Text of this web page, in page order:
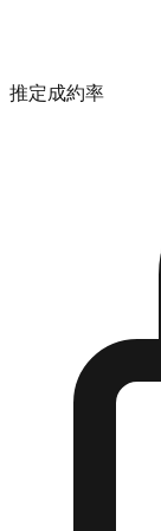
推定成約率